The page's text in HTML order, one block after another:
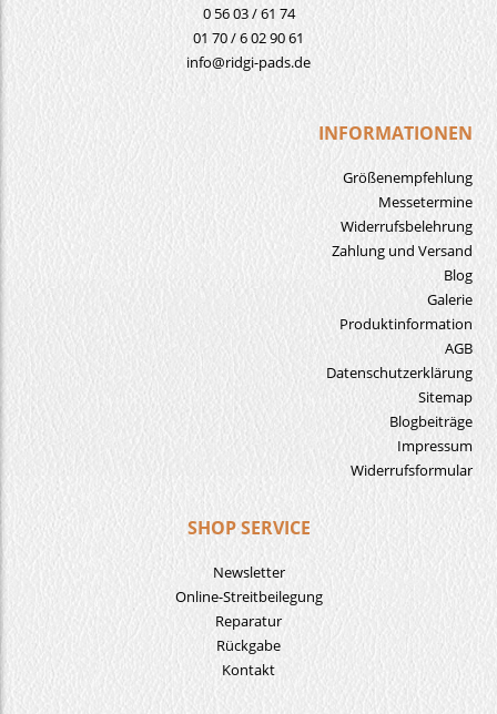
0 56 03 / 61 74
01 70 / 6 02 90 61
info@ridgi-pads.de
INFORMATIONEN
Größenempfehlung
Messetermine
Widerrufsbelehrung
Zahlung und Versand
Blog
Galerie
Produktinformation
AGB
Datenschutzerklärung
Sitemap
Blogbeiträge
Impressum
Widerrufsformular
SHOP SERVICE
Newsletter
Online-Streitbeilegung
Reparatur
Rückgabe
Kontakt